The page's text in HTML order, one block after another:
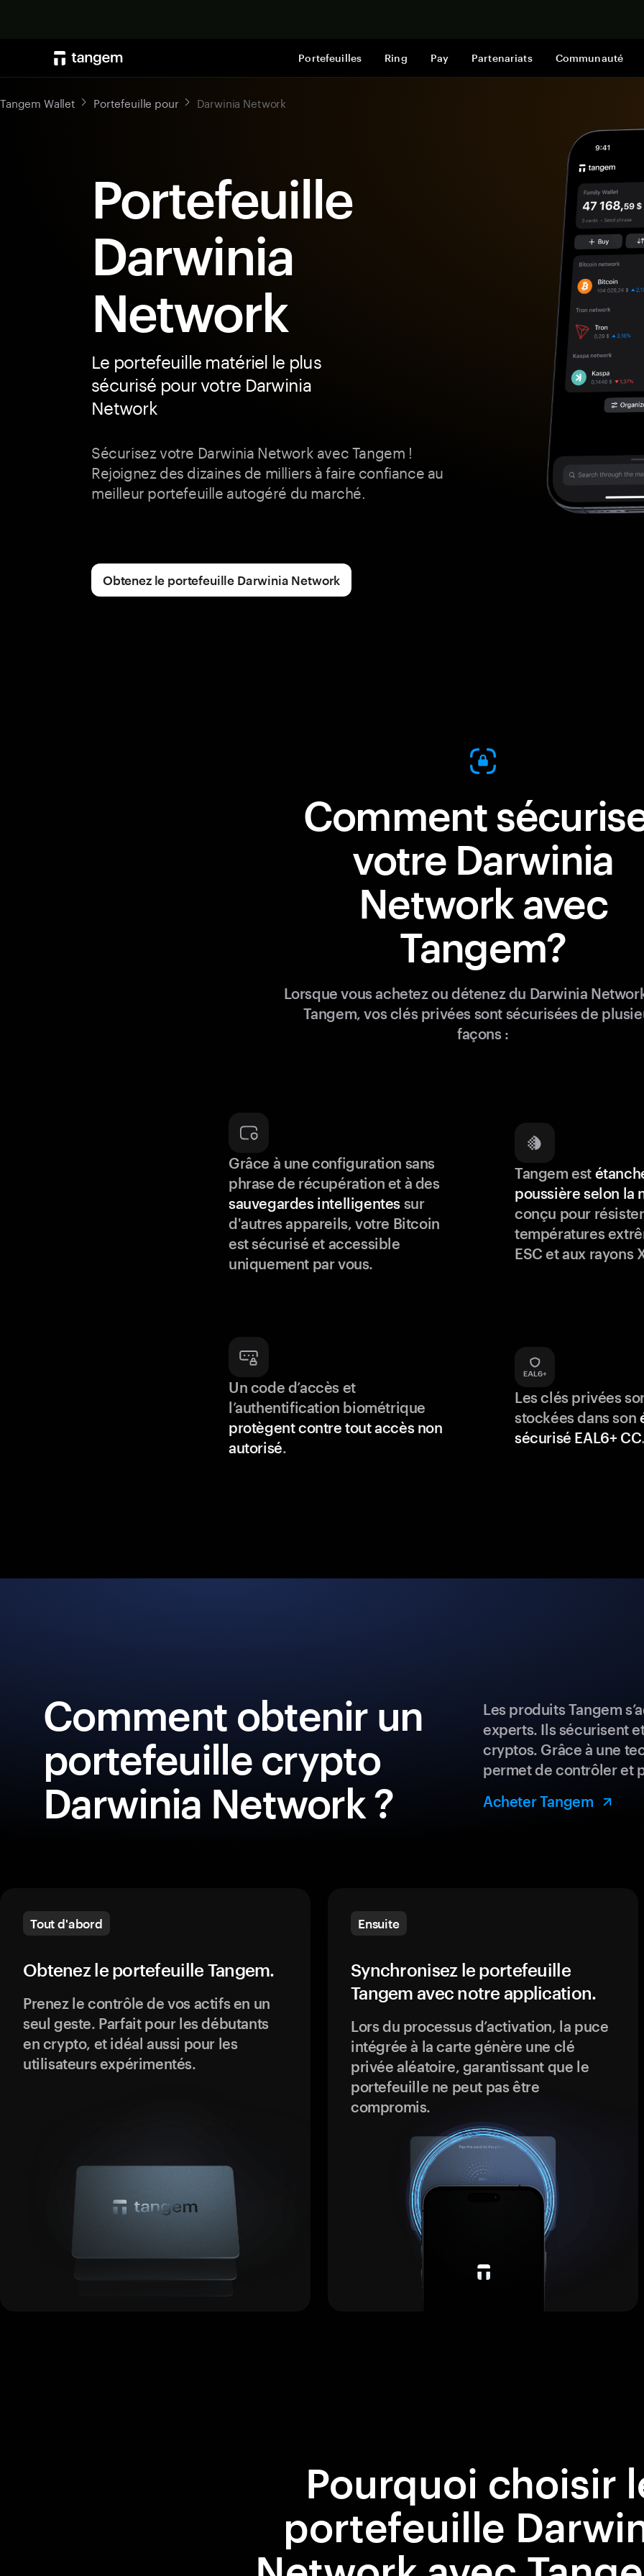
Portefeuilles Ring Pay Partenariats Communauté
Tangem Wallet Portefeuille pour Darwinia Network
Portefeuille
Darwinia
Network
Le portefeuille matériel le plus
sécurisé pour votre Darwinia
Network
Sécurisez votre Darwinia Network avec Tangem !
Rejoignez des dizaines de milliers à faire confiance au
meilleur portefeuille autogéré du marché.
Obtenez le portefeuille Darwinia Network
Comment
votre Darwinia
Network avec
Tangem?
Lorsque vous achetez ou détenez du Darwinia
Tangem, vos clés privées sont sécurisées de
façons :
Grâce à une configuration sans
phrase de récupération et à des
sauvegardes intelligentes sur
d'autres appareils, votre Bitcoin
est sécurisé et accessible
uniquement par vous.
Tangem est
poussière selon la
conçu pour
températures
ESC et aux rayons
Un code d’accès et
l’authentification biométrique
protègent contre tout accès non
autorisé.
Les clés privées
stockées dans son
sécurisé EAL6+ CC
Comment obtenir un
portefeuille crypto
Darwinia Network ?
Les produits Tangem
experts. Ils sécurisent
cryptos. Grâce à une
permet de contrôler et
Acheter Tangem
Tout d'abord
Obtenez le portefeuille Tangem.
Prenez le contrôle de vos actifs en un
seul geste. Parfait pour les débutants
en crypto, et idéal aussi pour les
utilisateurs expérimentés.
Ensuite
Synchronisez le portefeuille
Tangem avec notre application.
Lors du processus d’activation, la puce
intégrée à la carte génère une clé
privée aléatoire, garantissant que le
portefeuille ne peut pas être
compromis.
Pourquoi choisir
portefeuille